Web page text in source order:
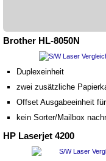
Brother HL-8050N
Duplexeinheit
zwei zusätzliche
Offset Ausgabeeinheit
kein Sorter/Mailbox
HP Laserjet 4200